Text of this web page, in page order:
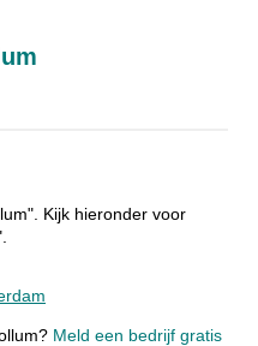
Kijk hieronder voor
Meld een bedrijf gratis